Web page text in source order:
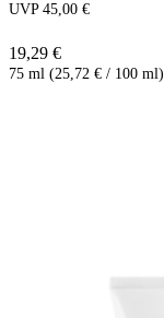
UVP 45,00 €
19,29 €
75 ml (25,72 € / 100 ml)